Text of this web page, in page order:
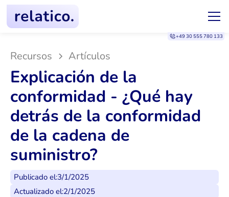
+49 30 555 780 133
Recursos Artículos
Explicación de la
conformidad - ¿Qué hay
detrás de la conformidad
de la cadena de
suministro?
Publicado el:3/1/2025
Actualizado el:2/1/2025